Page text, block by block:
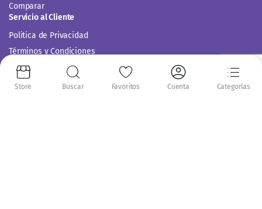
Comparar
Servicio al Cliente
Politica de Privacidad
Términos y Condiciones
Siguenos en:
Store Buscar Favoritos Cuenta Categorías